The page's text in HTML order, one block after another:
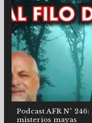
Podcast AFR Nº
misterios mayas